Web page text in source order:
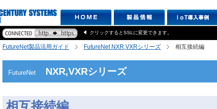
クリックするとSSLに変更できます。
FutureNet製品活用ガイド FutureNet NXR,VXRシリーズ 相互接続編
FutureNet NXR,VXRシリーズ
相互接続編